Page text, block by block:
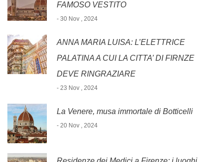
FAMOSO VESTITO
- 30 Nov , 2024
ANNA MARIA LUISA: L’ELETTRICE
PALATINA A CUI LA CITTA’ DI FIRNZE
DEVE RINGRAZIARE
- 23 Nov , 2024
La Venere, musa immortale di Botticelli
- 20 Nov , 2024